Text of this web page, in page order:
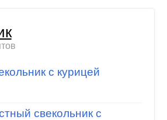
с курицей
свекольник с